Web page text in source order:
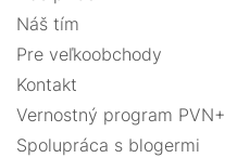
Náš tím
Pre veľkoobchody
Kontakt
Vernostný program PVN+
Spolupráca s blogermi